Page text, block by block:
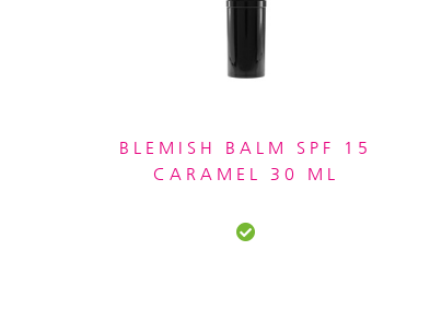
BLEMISH BALM SPF 15
CARAMEL 30 ML